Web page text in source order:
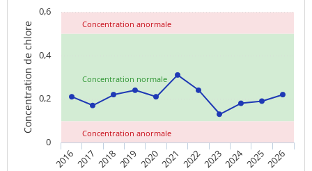
Concentration normale
Concentration anormale
Concentration anormale
Concentration de chlore
20162017 2018201920202021 20222023202420252026
0
0,2
0,4
0,6